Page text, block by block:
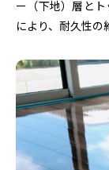
ー（下地）層と
により、耐久性の